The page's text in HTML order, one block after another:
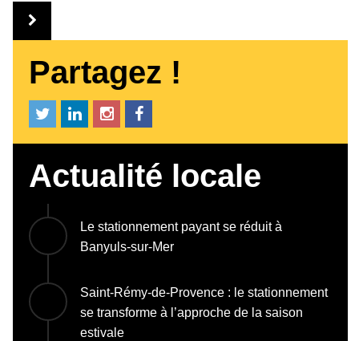
Partagez !
Actualité locale
Le stationnement payant se réduit à
Banyuls-sur-Mer
Saint-Rémy-de-Provence : le stationnement
se transforme à l’approche de la saison
estivale